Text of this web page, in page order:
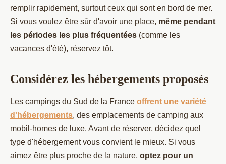
remplir rapidement, surtout ceux qui sont en bord de mer.
Si vous voulez être sûr d'avoir une place, même pendant
les périodes les plus fréquentées (comme les
vacances d'été), réservez tôt.
Considérez les hébergements proposés
Les campings du Sud de la France offrent une variété
d'hébergements, des emplacements de camping aux
mobil-homes de luxe. Avant de réserver, décidez quel
type d'hébergement vous convient le mieux. Si vous
aimez être plus proche de la nature, optez pour un